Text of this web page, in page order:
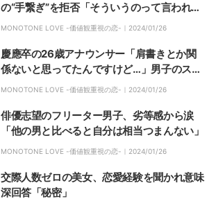
の“手繋ぎ”を拒否「そういうのって言われて
するものなの？」
MONOTONE LOVE -価値観重視の恋-｜ 2024/01/26
慶應卒の26歳アナウンサー「肩書きとか関
係ないと思ってたんですけど…」男子のスペ
ック発表で揺れる恋心
MONOTONE LOVE -価値観重視の恋-｜ 2024/01/26
俳優志望のフリーター男子、劣等感から涙
「他の男と比べると自分は相当つまんない」
MONOTONE LOVE -価値観重視の恋-｜ 2024/01/26
交際人数ゼロの美女、恋愛経験を聞かれ意味
深回答「秘密」